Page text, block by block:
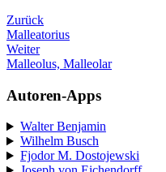
Zurück
Malleatorius
Weiter
Malleolus, Malleolar
Autoren-Apps
Walter Benjamin
Wilhelm Busch
Fjodor M. Dostojewski